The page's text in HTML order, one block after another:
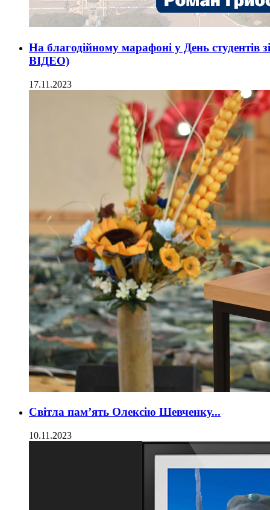
На благодійному марафоні у День
ВІДЕО)
17.11.2023
Світла пам’ять Олексію Шевченку...
10.11.2023